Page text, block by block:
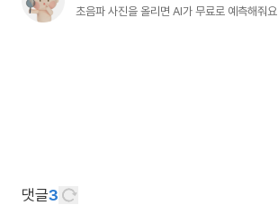
초음파 사진을 올리면 AI가 무료로 예측해줘요
댓글3